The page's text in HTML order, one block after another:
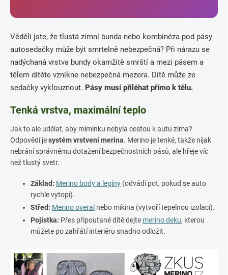
Věděli jste, že tlustá zimní bunda nebo kombinéza pod pásy
autosedačky může být smrtelně nebezpečná? Při nárazu se
nadýchaná vrstva bundy okamžitě smrští a mezi pásem a
tělem dítěte vznikne nebezpečná mezera. Dítě může ze
sedačky vyklouznout. Pásy musí přiléhat přímo k tělu.
Tenká vrstva, maximální teplo
Jak to ale udělat, aby miminku nebyla cestou k autu zima?
Odpovědí jesystém vrstvení merina. Merino je tenké, takže nijak
nebrání správnému dotažení bezpečnostních pásů, ale hřeje víc
než tlustý svetr.
Základ: Merino body a legíny (odvádí pot, pokud se auto
rychle vytopí).
Střed: Merino overal nebo mikina (vytvoří tepelnou izolaci).
Pojistka: Přes připoutané dítě dejte merino deku, kterou
můžete po zahřátí interiéru snadno odložit.